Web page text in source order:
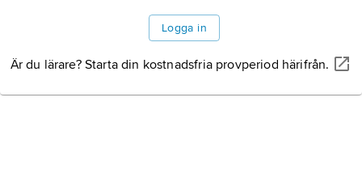
Logga in
Är du lärare? Starta din kostnadsfria provperiod härifrån.